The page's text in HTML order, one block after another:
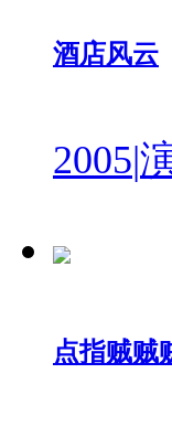
酒店风云
2005|
点指贼贼